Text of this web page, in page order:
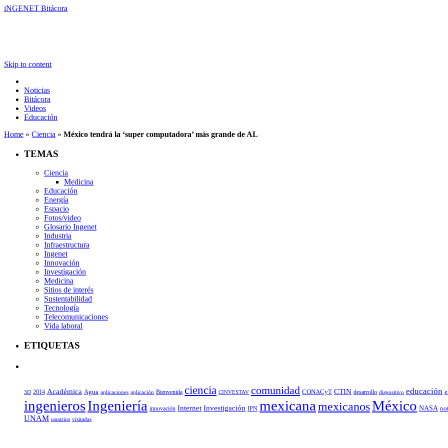
iNGENET Bitácora
Skip to content
Noticias
Bitácora
Videos
Educación
Home » Ciencia » México tendrá la ‘super computadora’ más grande de AL
TEMAS
Ciencia
Medicina
Educación
Energía
Espacio
Fotos/video
Glosario Ingenet
Industria
Infraestructura
Ingenet
Innovación
Investigación
Medicina
Sitios de interés
Sustentabilidad
Tecnología
Telecomunicaciones
Vida laboral
ETIQUETAS
3D 2014 Académica Agua aplicaciones aplicación Bienvenida ciencia CINVESTAV comunidad CONACyT CTIN desarrollo dispositivo educación
ingenierosIngeniería innovación Internet Investigación IPN mexicana mexicanosMéxico NASA
UNAM usuarios visitadas